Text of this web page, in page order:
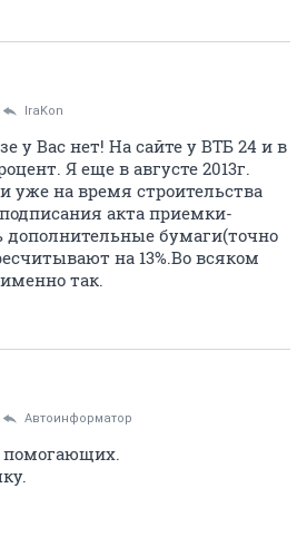
IraKon
у Вас нет! На сайте у ВТБ 24 и в
Я еще в августе 2013г.
уже на время строительства
подписания акта приемки-
дополнительные бумаги(точно
на 13%.Во всяком
так.
Автоинформатор
помогающих.